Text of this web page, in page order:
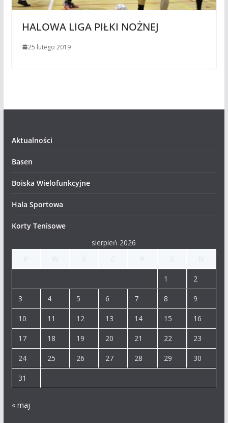
HALOWA LIGA PIŁKI NOŻNEJ
25 lutego 2019
Aktualności
Basen
Boiska Wielofunkcyjne
Hala Sportowa
Korty Tenisowe
sierpień 2026
1 2
3 4 5 6 7 8 9
10 11 12 13 14 15 16
17 18 19 20 21 22 23
24 25 26 27 28 29 30
31
« maj